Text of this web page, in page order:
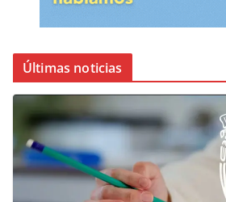
Últimas noticias